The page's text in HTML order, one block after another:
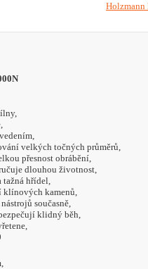
Holzmann
velkých točných průměrů,
přesnost obrábění,
dlouhou životnost,
hřídel,
klínových kamenů,
současně,
klidný běh,